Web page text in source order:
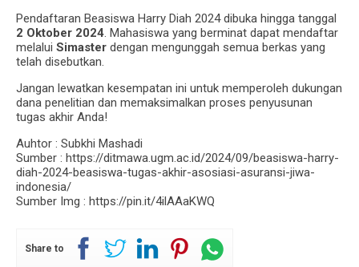
Pendaftaran Beasiswa Harry Diah 2024 dibuka hingga tanggal
2 Oktober 2024. Mahasiswa yang berminat dapat mendaftar
melalui Simaster dengan mengunggah semua berkas yang
telah disebutkan.
Jangan lewatkan kesempatan ini untuk memperoleh dukungan
dana penelitian dan memaksimalkan proses penyusunan
tugas akhir Anda!
Auhtor : Subkhi Mashadi
Sumber : https://ditmawa.ugm.ac.id/2024/09/beasiswa-harry-
diah-2024-beasiswa-tugas-akhir-asosiasi-asuransi-jiwa-
indonesia/
Sumber Img : https://pin.it/4ilAAaKWQ
Share to